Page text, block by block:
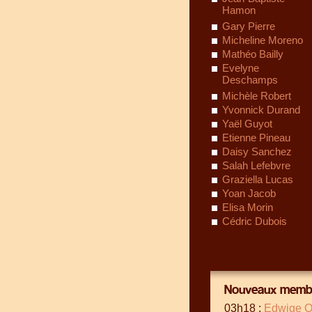
Hamon
Gary Pierre
Micheline Moreno
Mathéo Bailly
Evelyne
Deschamps
Michèle Robert
Yvonnick Durand
Yaël Guyot
Etienne Pineau
Daisy Sanchez
Salah Lefebvre
Graziella Lucas
Yoan Jacob
Elisa Morin
Cédric Dubois
Nouveaux
03h18 : Edwige